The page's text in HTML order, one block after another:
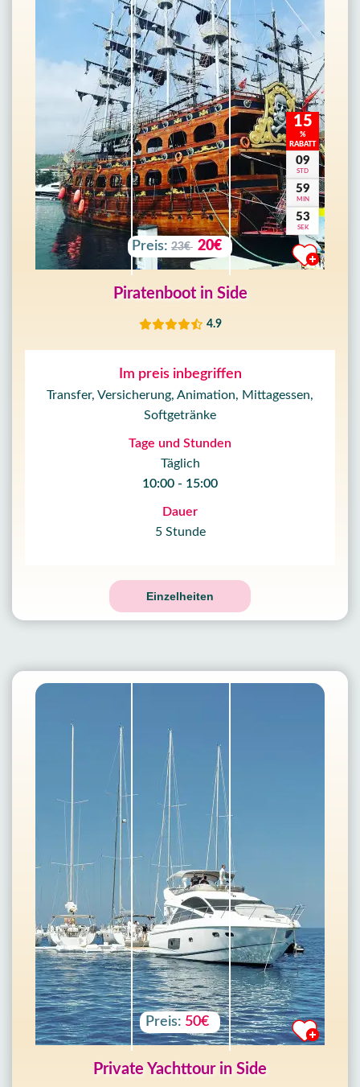
15
%
RABATT
09
STD
59
MIN
51
SEK
Preis: 23€ 20€
Piratenboot in Side
4.9
Im preis inbegriffen
Transfer, Versicherung, Animation, Mittagessen,
Softgetränke
Tage und Stunden
Täglich
10:00 - 15:00
Dauer
5 Stunde
Einzelheiten
Preis: 50€
Private Yachttour in Side